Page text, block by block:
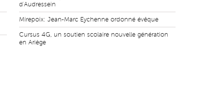
d'Audressein
Mirepoix: Jean-Marc Eychenne ordonné évêque
Cursus 4G, un soutien scolaire nouvelle génération
en Ariège